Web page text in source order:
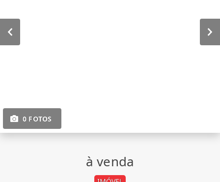
0 FOTOS
à venda